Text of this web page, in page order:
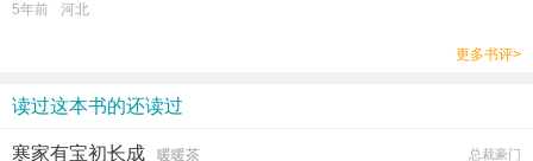
5年前 河北
更多书评>
读过这本书的还读过
寒家有宝初长成 暖暖茶 总裁豪门